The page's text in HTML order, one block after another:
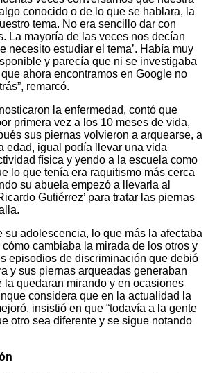
conocido o de lo que se hablara, la
tema. No era sencillo dar con
La mayoría de las veces nos decían
necesito estudiar el tema’. Había muy
y parecía que ni se investigaba
ahora encontramos en Google no
remarcó.
la enfermedad, contó que
primera vez a los 10 meses de vida,
sus piernas volvieron a arquearse, a
edad, igual podía llevar una vida
física y yendo a la escuela como
lo que tenía era raquitismo más cerca
su abuela empezó a llevarla al
Gutiérrez’ para tratar las piernas
su adolescencia, lo que más la afectaba
cambiaba la mirada de los otros y
episodios de discriminación que debió
y sus piernas arqueadas generaban
la quedaran mirando y en ocasiones
considera que en la actualidad la
insistió en que “todavía a la gente
otro sea diferente y se sigue notando